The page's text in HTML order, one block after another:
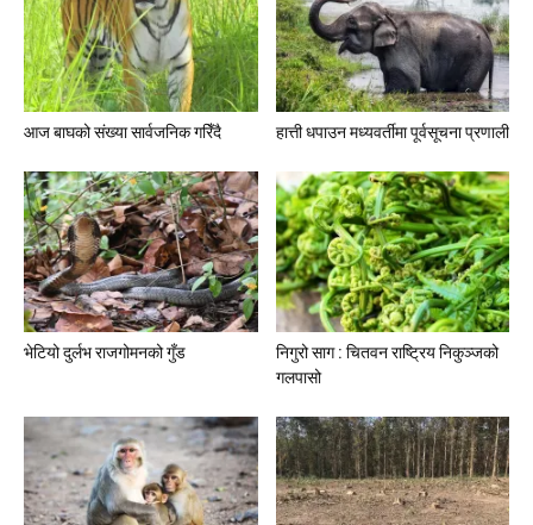
आज बाघको संख्या सार्वजनिक गरिँदै हात्ती धपाउन मध्यवर्तीमा पूर्वसूचना प्रणाली
भेटियो दुर्लभ राजगोमनको गुँड
निगुरो साग : चितवन राष्ट्रिय निकुञ्जको
गलपासो